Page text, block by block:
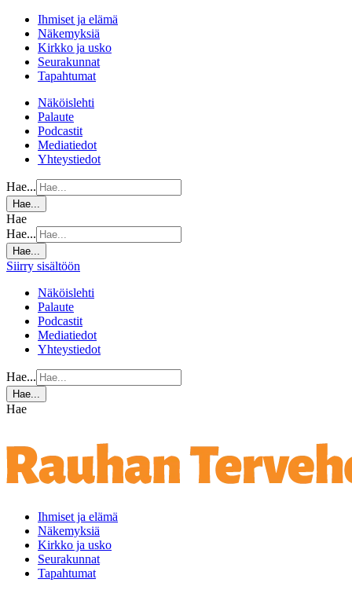
Ihmiset ja elämä
Näkemyksiä
Kirkko ja usko
Seurakunnat
Tapahtumat
Näköislehti
Palaute
Podcastit
Mediatiedot
Yhteystiedot
Hae...
Hae...
Hae
Hae...
Hae...
Siirry sisältöön
Näköislehti
Palaute
Podcastit
Mediatiedot
Yhteystiedot
Hae...
Hae...
Hae
Ihmiset ja elämä
Näkemyksiä
Kirkko ja usko
Seurakunnat
Tapahtumat